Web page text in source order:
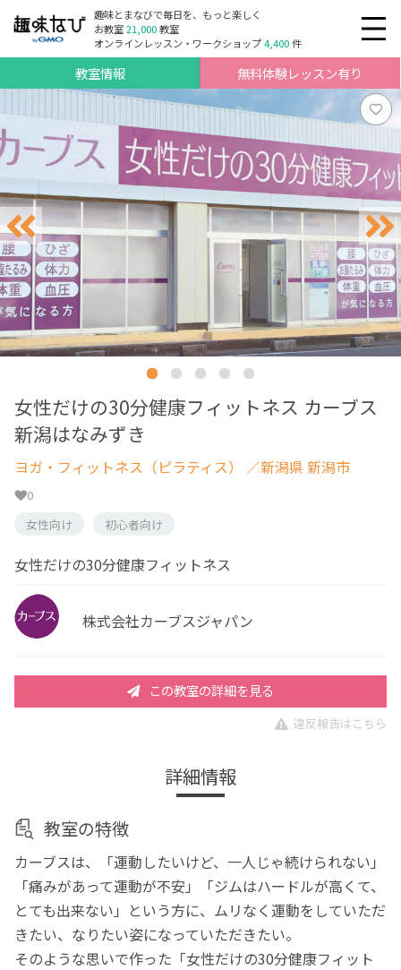
趣味とまなびで毎日を、もっと楽しく
お教室21,000教室
オンラインレッスン・ワークショップ4,400件
教室情報 無料体験レッスン有り
女性だけの30分健康フィットネス カーブス
新潟はなみずき
ヨガ・フィットネス（ピラティス） ／新潟県 新潟市
0
女性向け
初心者向け
女性だけの30分健康フィットネス
株式会社カーブスジャパン
この教室の詳細を見る
違反報告はこちら
詳細情報
教室の特徴
カーブスは、「運動したいけど、一人じゃ続けられない」
「痛みがあって運動が不安」「ジムはハードルが高くて、
とても出来ない」という方に、ムリなく運動をしていただ
きたい、なりたい姿になっていただきたい。
そのような思いで作った「女性だけの30分健康フィット